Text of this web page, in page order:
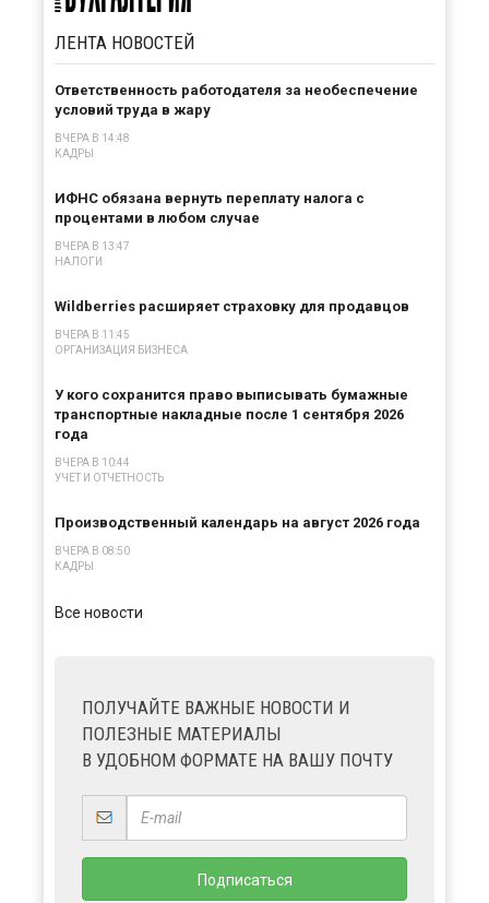
ЛЕНТА НОВОСТЕЙ
Ответственность работодателя за необеспечение
условий труда в жару
ВЧЕРА В 14:48
КАДРЫ
ИФНС обязана вернуть переплату налога с
процентами в любом случае
ВЧЕРА В 13:47
НАЛОГИ
Wildberries расширяет страховку для продавцов
ВЧЕРА В 11:45
ОРГАНИЗАЦИЯ БИЗНЕСА
У кого сохранится право выписывать бумажные
транспортные накладные после 1 сентября 2026
года
ВЧЕРА В 10:44
УЧЕТ И ОТЧЕТНОСТЬ
Производственный календарь на август 2026 года
ВЧЕРА В 08:50
КАДРЫ
Все новости
ПОЛУЧАЙТЕ ВАЖНЫЕ НОВОСТИ И
ПОЛЕЗНЫЕ МАТЕРИАЛЫ
В УДОБНОМ ФОРМАТЕ НА ВАШУ ПОЧТУ